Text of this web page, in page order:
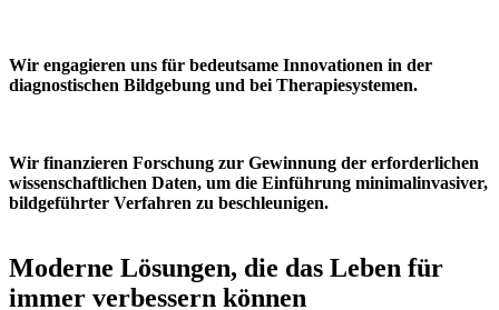
Wir engagieren uns für bedeutsame Innovationen in der
diagnostischen Bildgebung und bei Therapiesystemen.
Wir finanzieren Forschung zur Gewinnung der erforderlichen
wissenschaftlichen Daten, um die Einführung minimalinvasiver,
bildgeführter Verfahren zu beschleunigen.
Moderne Lösungen, die das Leben für
immer verbessern können